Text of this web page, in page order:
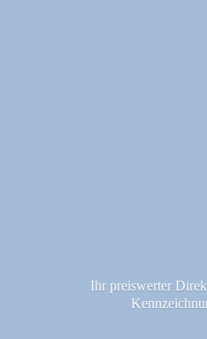
Ihr preiswerter